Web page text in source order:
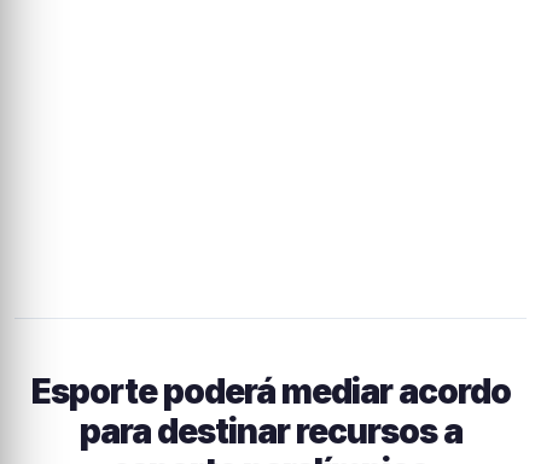
Esporte poderá mediar acordo
para destinar recursos a